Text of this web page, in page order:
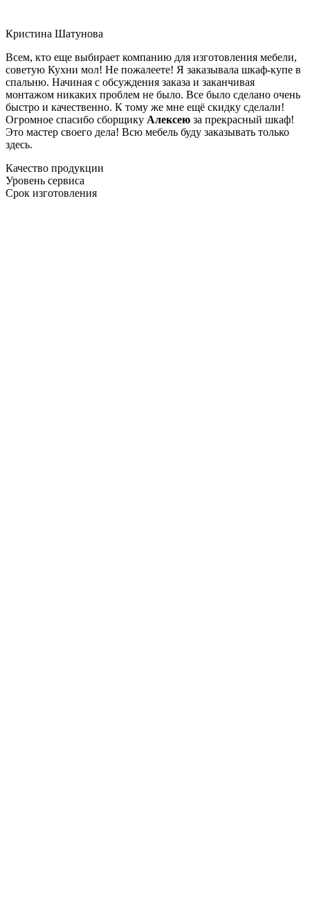
Кристина Шатунова
Всем, кто еще выбирает компанию для изготовления мебели,
советую Кухни мол! Не пожалеете! Я заказывала шкаф-купе в
спальню. Начиная с обсуждения заказа и заканчивая
монтажом никаких проблем не было. Все было сделано очень
быстро и качественно. К тому же мне ещё скидку сделали!
Огромное спасибо сборщику Алексею за прекрасный шкаф!
Это мастер своего дела! Всю мебель буду заказывать только
здесь.
Качество продукции
Уровень сервиса
Срок изготовления